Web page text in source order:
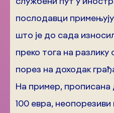
послодавци
што је до сада
преко тога на
порез на доходак
На пример, прописана
100 евра,